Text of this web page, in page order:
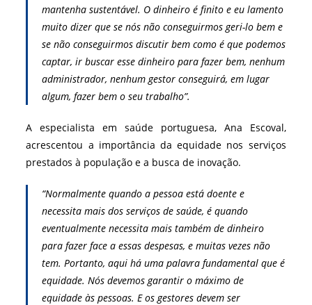
mantenha sustentável. O dinheiro é finito e eu lamento
muito dizer que se nós não conseguirmos geri-lo bem e
se não conseguirmos discutir bem como é que podemos
captar, ir buscar esse dinheiro para fazer bem, nenhum
administrador, nenhum gestor conseguirá, em lugar
algum, fazer bem o seu trabalho”.
A especialista em saúde portuguesa, Ana Escoval,
acrescentou a importância da equidade nos serviços
prestados à população e a busca de inovação.
“Normalmente quando a pessoa está doente e
necessita mais dos serviços de saúde, é quando
eventualmente necessita mais também de dinheiro
para fazer face a essas despesas, e muitas vezes não
tem. Portanto, aqui há uma palavra fundamental que é
equidade. Nós devemos garantir o máximo de
equidade às pessoas. E os gestores devem ser